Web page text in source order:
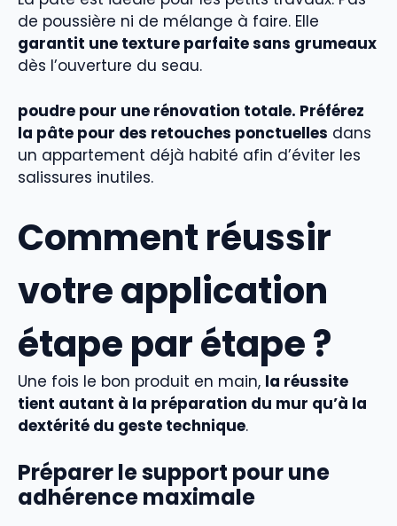
de poussière ni de mélange à faire. Elle
garantit une texture parfaite sans grumeaux
dès l’ouverture du seau.
poudre pour une rénovation totale. Préférez
la pâte pour des retouches ponctuelles dans
un appartement déjà habité afin d’éviter les
salissures inutiles.
Comment réussir
votre application
étape par étape ?
Une fois le bon produit en main, la réussite
tient autant à la préparation du mur qu’à la
dextérité du geste technique.
Préparer le support pour une
adhérence maximale